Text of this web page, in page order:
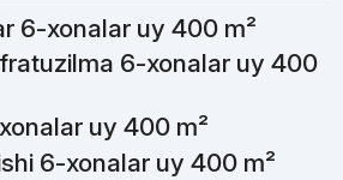
6-xonalar uy 400 m²
6-xonalar uy 400
uy 400 m²
6-xonalar uy 400 m²